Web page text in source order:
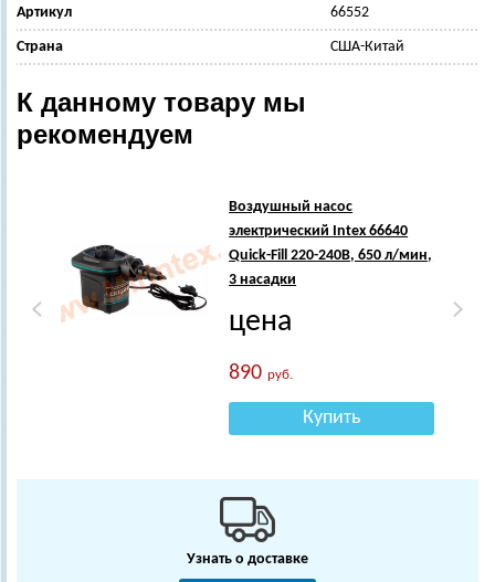
Артикул 66552
Страна США-Китай
К данному товару мы
рекомендуем
Воздушный насос
электрический Intex 66640
Quick-Fill 220-240В, 650 л/мин,
3 насадки
цена
890руб.
Купить
Узнать о доставке